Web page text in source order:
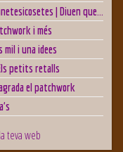
| Diuen que...
i més
mil i una idees
petits retalls
el patchwork
teva web